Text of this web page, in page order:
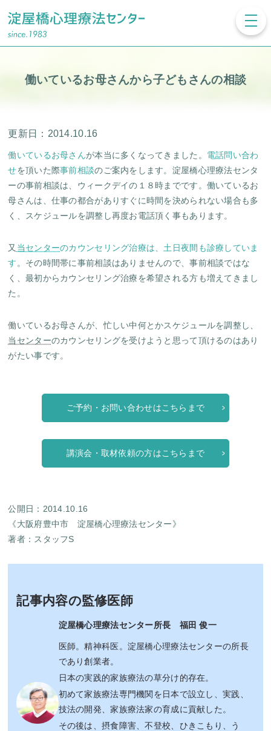
働いているお母さんから子どもさんの相談
更新日：2014.10.16
働いているお母さんが本当に多くなってきました。 電話問い合わ
せを頂いた際事前相談のご案内をします。淀屋橋心理療法センタ
ーの事前相談は、ウィークデイの１８時までです。働いているお
母さんは、仕事の都合がありすぐに時間を決められない場合も多
く、スケジュールを調整し再度お電話頂く事もあります。
又 当センターのカウンセリング治療は、土日夜間も診療していま
す 。その時間帯に事前相談はありませんので、事前相談ではな
く、最初からカウンセリング治療を希望される方も増えてきまし
た。
働いているお母さんが、忙しい中何とかスケジュールを調整し、
当センターのカウンセリングを受けようと思って頂けるのはあり
がたい事です。
ご予約・お問い合わせはこちらまで
講演会・取材依頼の方はこちらまで
公開日：2014.10.16
《大阪府豊中市 淀屋橋心理療法センター》
著者： スタッフS
記事内容の監修医師
淀屋橋心理療法センター所長 福田 俊一
医師。精神科医。淀屋橋心理療法センターの所長
であり創業者。
日本の実践的家族療法の草分け的存在。
初めて家族療法専門機関を日本で設立し、実践、
技法の開発、家族療法家の育成に貢献した。
その後は、摂食障害、不登校、ひきこもり、う